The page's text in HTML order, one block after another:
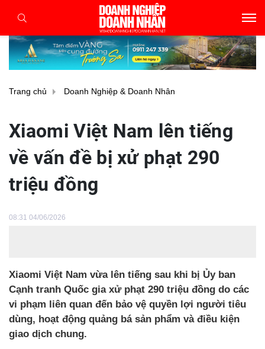
Trang chủ Doanh Nghiệp & Doanh Nhân
Xiaomi Việt Nam lên tiếng
về vấn đề bị xử phạt 290
triệu đồng
08:31 04/06/2026
Xiaomi Việt Nam vừa lên tiếng sau khi bị Ủy ban
Cạnh tranh Quốc gia xử phạt 290 triệu đồng do các
vi phạm liên quan đến bảo vệ quyền lợi người tiêu
dùng, hoạt động quảng bá sản phẩm và điều kiện
giao dịch chung.